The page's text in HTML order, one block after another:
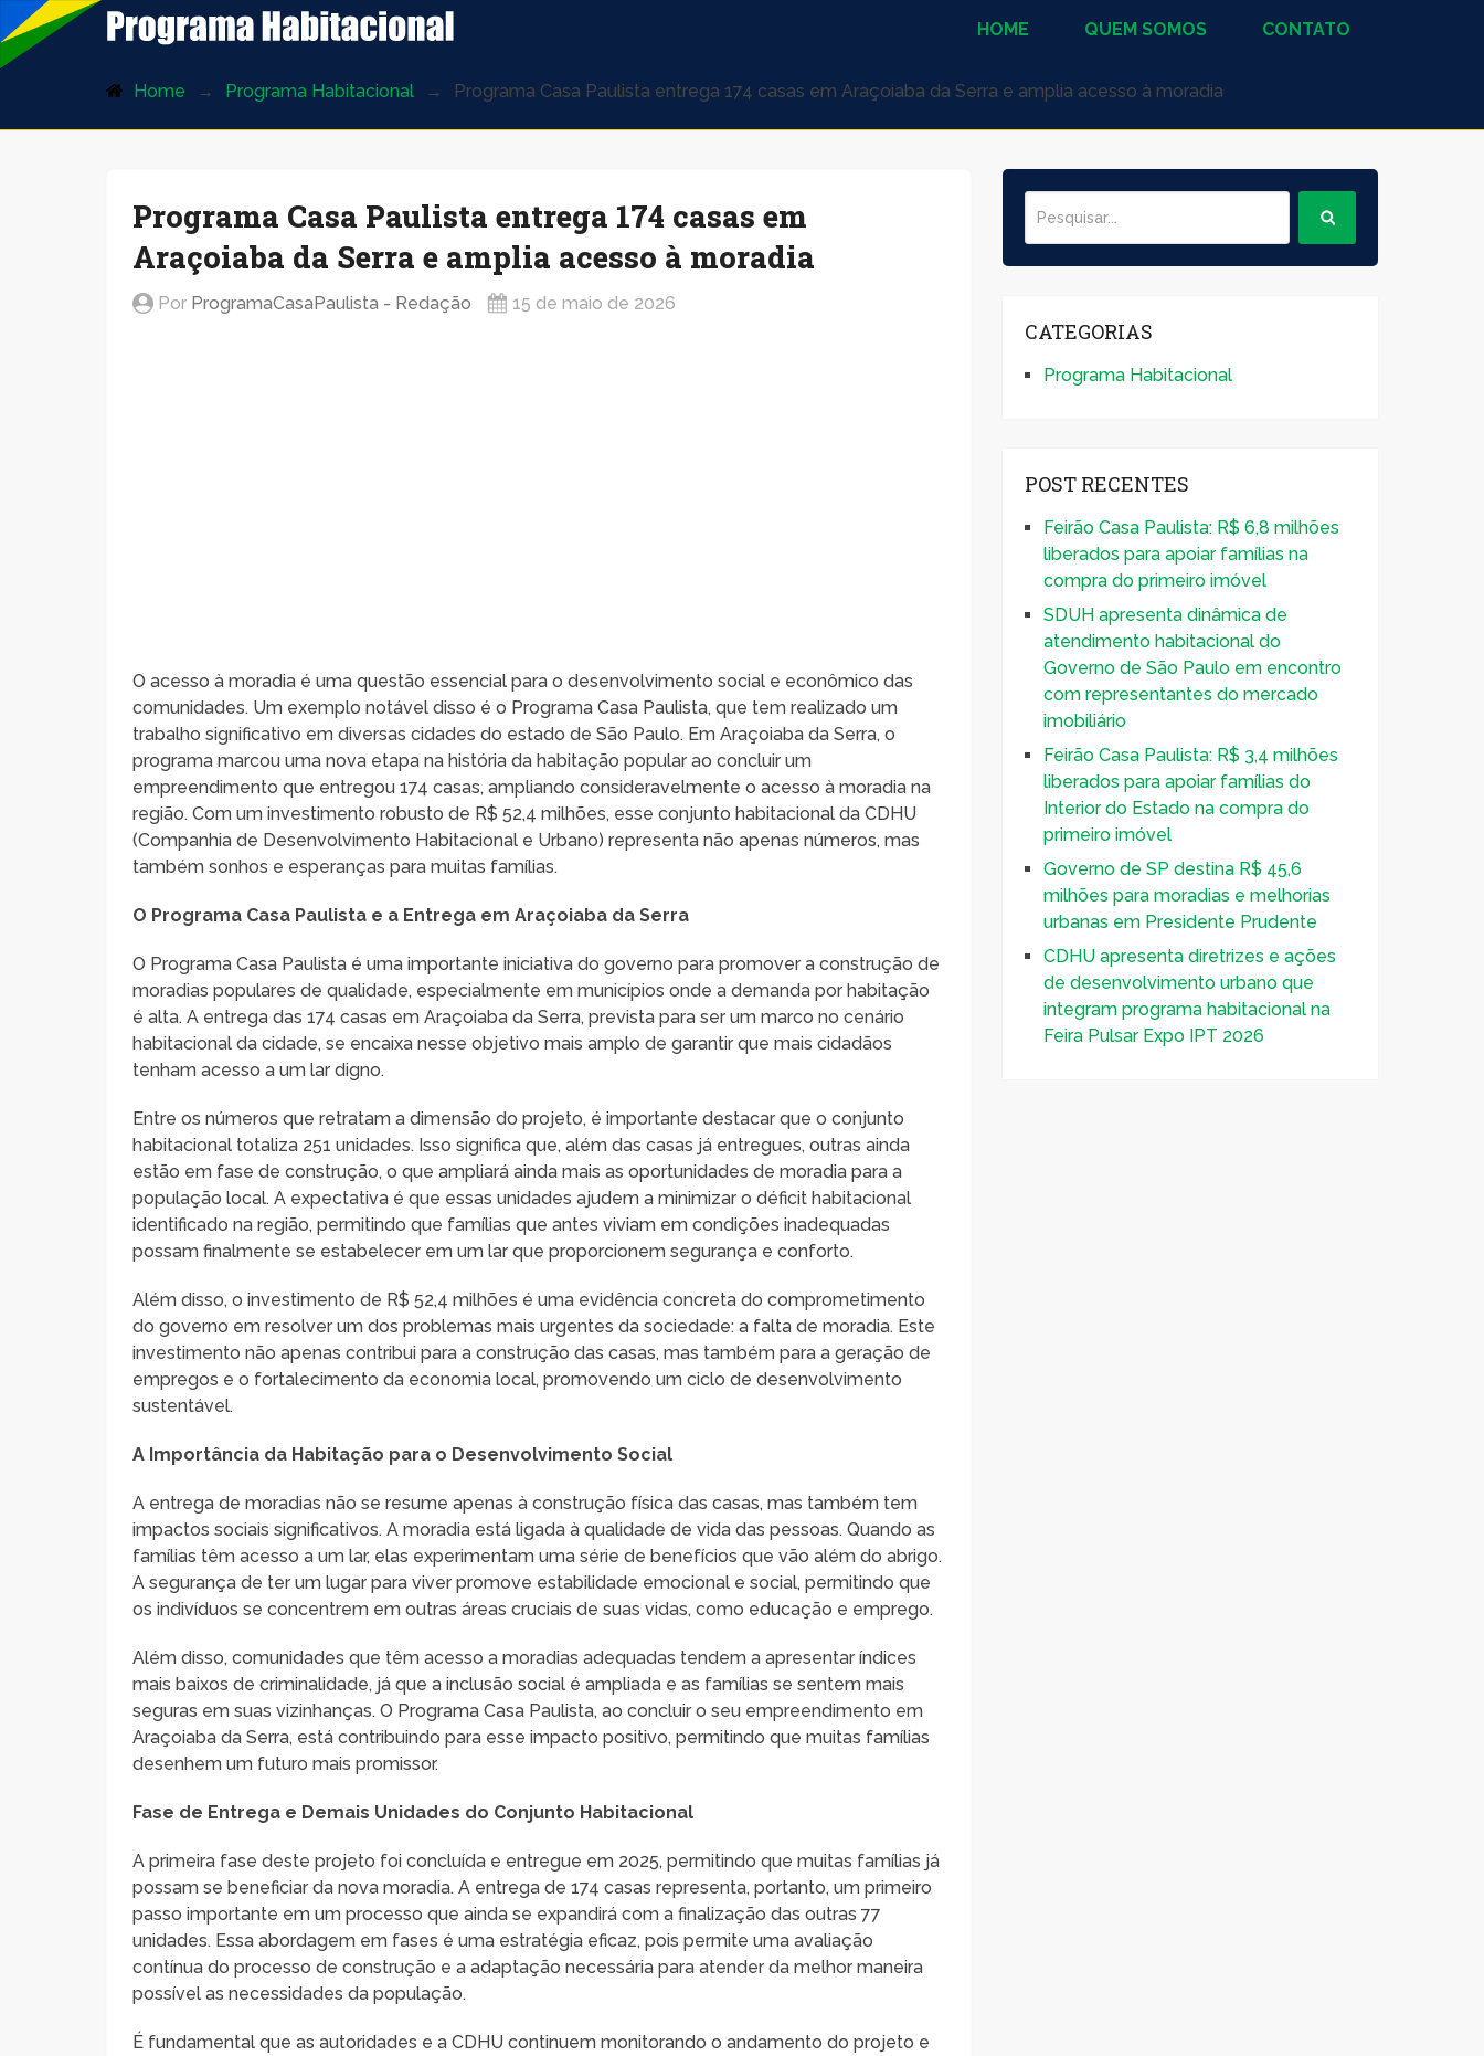
ProgramaHabitacional.com.br HOME QUEM SOMOS CONTATO
Home Programa Habitacional Programa Casa Paulista entrega 174 casas em Araçoiaba da Serra e amplia acesso à moradia
Programa Casa Paulista entrega 174 casas em
Araçoiaba da Serra e amplia acesso à moradia
Por ProgramaCasaPaulista - Redação 15 de maio de 2026
O acesso à moradia é uma questão essencial para o desenvolvimento social e econômico das
comunidades. Um exemplo notável disso é o Programa Casa Paulista, que tem realizado um
trabalho significativo em diversas cidades do estado de São Paulo. Em Araçoiaba da Serra, o
programa marcou uma nova etapa na história da habitação popular ao concluir um
empreendimento que entregou 174 casas, ampliando consideravelmente o acesso à moradia na
região. Com um investimento robusto de R$ 52,4 milhões, esse conjunto habitacional da CDHU
(Companhia de Desenvolvimento Habitacional e Urbano) representa não apenas números, mas
também sonhos e esperanças para muitas famílias.
O Programa Casa Paulista e a Entrega em Araçoiaba da Serra
O Programa Casa Paulista é uma importante iniciativa do governo para promover a construção de
moradias populares de qualidade, especialmente em municípios onde a demanda por habitação
é alta. A entrega das 174 casas em Araçoiaba da Serra, prevista para ser um marco no cenário
habitacional da cidade, se encaixa nesse objetivo mais amplo de garantir que mais cidadãos
tenham acesso a um lar digno.
Entre os números que retratam a dimensão do projeto, é importante destacar que o conjunto
habitacional totaliza 251 unidades. Isso significa que, além das casas já entregues, outras ainda
estão em fase de construção, o que ampliará ainda mais as oportunidades de moradia para a
população local. A expectativa é que essas unidades ajudem a minimizar o déficit habitacional
identificado na região, permitindo que famílias que antes viviam em condições inadequadas
possam finalmente se estabelecer em um lar que proporcionem segurança e conforto.
Além disso, o investimento de R$ 52,4 milhões é uma evidência concreta do comprometimento
do governo em resolver um dos problemas mais urgentes da sociedade: a falta de moradia. Este
investimento não apenas contribui para a construção das casas, mas também para a geração de
empregos e o fortalecimento da economia local, promovendo um ciclo de desenvolvimento
sustentável.
A Importância da Habitação para o Desenvolvimento Social
A entrega de moradias não se resume apenas à construção física das casas, mas também tem
impactos sociais significativos. A moradia está ligada à qualidade de vida das pessoas. Quando as
famílias têm acesso a um lar, elas experimentam uma série de benefícios que vão além do abrigo.
A segurança de ter um lugar para viver promove estabilidade emocional e social, permitindo que
os indivíduos se concentrem em outras áreas cruciais de suas vidas, como educação e emprego.
Além disso, comunidades que têm acesso a moradias adequadas tendem a apresentar índices
mais baixos de criminalidade, já que a inclusão social é ampliada e as famílias se sentem mais
seguras em suas vizinhanças. O Programa Casa Paulista, ao concluir o seu empreendimento em
Araçoiaba da Serra, está contribuindo para esse impacto positivo, permitindo que muitas famílias
desenhem um futuro mais promissor.
Fase de Entrega e Demais Unidades do Conjunto Habitacional
A primeira fase deste projeto foi concluída e entregue em 2025, permitindo que muitas famílias já
possam se beneficiar da nova moradia. A entrega de 174 casas representa, portanto, um primeiro
passo importante em um processo que ainda se expandirá com a finalização das outras 77
unidades. Essa abordagem em fases é uma estratégia eficaz, pois permite uma avaliação
contínua do processo de construção e a adaptação necessária para atender da melhor maneira
possível as necessidades da população.
É fundamental que as autoridades e a CDHU continuem monitorando o andamento do projeto e
CATEGORIAS
Programa Habitacional
POST RECENTES
Feirão Casa Paulista: R$ 6,8 milhões
liberados para apoiar famílias na
compra do primeiro imóvel
SDUH apresenta dinâmica de
atendimento habitacional do
Governo de São Paulo em encontro
com representantes do mercado
imobiliário
Feirão Casa Paulista: R$ 3,4 milhões
liberados para apoiar famílias do
Interior do Estado na compra do
primeiro imóvel
Governo de SP destina R$ 45,6
milhões para moradias e melhorias
urbanas em Presidente Prudente
CDHU apresenta diretrizes e ações
de desenvolvimento urbano que
integram programa habitacional na
Feira Pulsar Expo IPT 2026